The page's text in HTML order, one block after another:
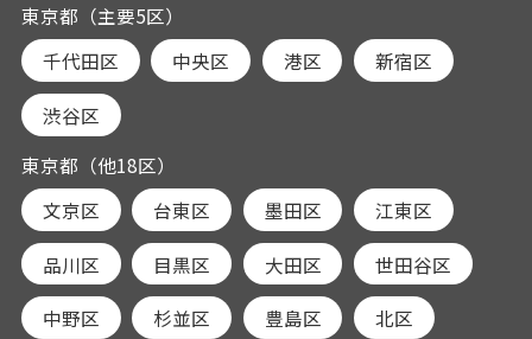
東京都（主要5区）
千代田区
中央区 港区 新宿区
渋谷区
東京都（他18区）
文京区
台東区 墨田区 江東区
品川区 目黒区 大田区 世田谷区
中野区 杉並区 豊島区 北区